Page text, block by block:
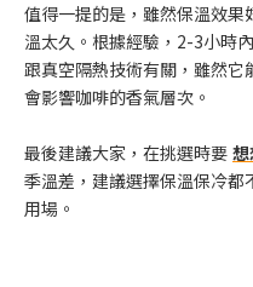
值得一提的是，雖然保溫效
溫太久。根據經驗，2-3小時
跟真空隔熱技術有關，雖然
會影響咖啡的香氣層次。
最後建議大家，在挑選時要
季溫差，建議選擇保溫保冷
用場。